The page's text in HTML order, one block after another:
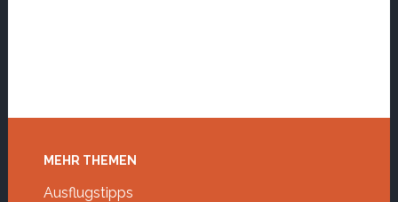
Footer
MEHR THEMEN
Ausflugstipps